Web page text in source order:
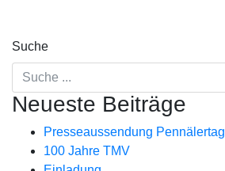
Suche
Neueste Beiträge
Presseaussendung Pennälertag
100 Jahre TMV